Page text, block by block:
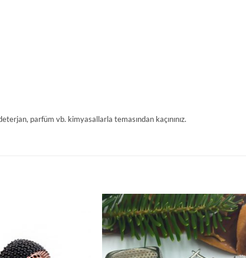
parfüm vb. kimyasallarla temasından kaçınınız.